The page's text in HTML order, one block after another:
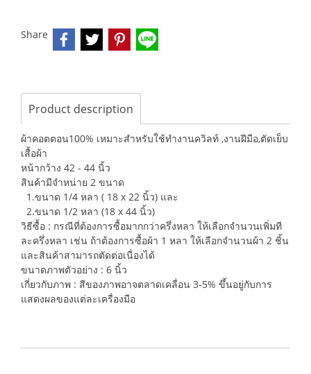
Share
Product description
ผ้าคอตตอน100% เหมาะสำหรับใช้ทำงานควิลท์ ,งานฝีมือ,ตัดเย็บ
เสื้อผ้า
หน้ากว้าง 42 - 44 นิ้ว
สินค้ามีจำหน่าย 2 ขนาด
1.ขนาด 1/4 หลา ( 18 x 22 นิ้ว) และ
2.ขนาด 1/2 หลา (18 x 44 นิ้ว)
วิธีซื้อ : กรณีที่ต้องการซื้อมากกว่าครึ่งหลา ให้เลือกจำนวนเพิ่มที
ละครึ่งหลา เช่น ถ้าต้องการซื้อผ้า 1 หลา ให้เลือกจำนวนผ้า 2 ชิ้น
และสินค้าสามารถตัดต่อเนื่องได้
ขนาดภาพตัวอย่าง : 6 นิ้ว
เกี่ยวกับภาพ : สีของภาพอาจตลาดเคลื่อน 3-5% ขึ้นอยู่กับการ
แสดงผลของแต่ละเครื่องมือ